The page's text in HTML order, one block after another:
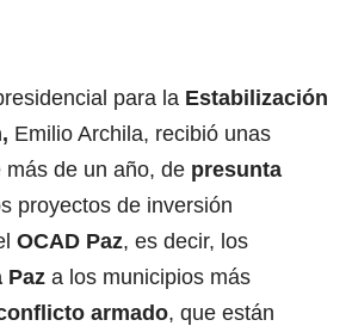
para la Estabilización
Emilio Archila, recibió unas
más de un año, de presunta
proyectos de inversión
OCAD Paz, es decir, los
Paz a los municipios más
armado, que están